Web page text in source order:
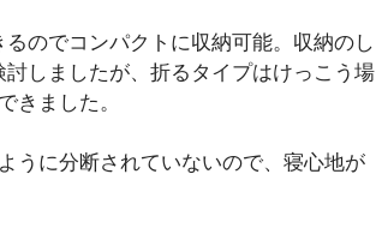
のでコンパクトに収納可能。収納のし
しましたが、折るタイプはけっこう場
きました。
うに分断されていないので、寝心地が